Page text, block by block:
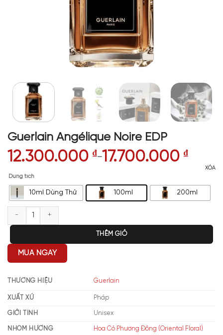
Guerlain Angélique Noire EDP
12.300.000 ₫–17.700.000 ₫
Dung tích
10ml Dùng Thử 100ml 200ml
XÓA
Guerlain Angélique Noire EDP số lượng
THÊM GIỎ
MUA NGAY
THƯƠNG HIỆU Guerlain
XUẤT XỨ Pháp
GIỚI TÍNH Unisex
NHÓM HƯƠNG Hoa Cỏ Phương Đông (Oriental Floral)